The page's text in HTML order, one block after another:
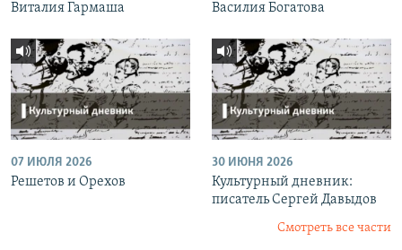
Виталия Гармаша
Василия Богатова
07 ИЮЛЯ 2026
Решетов и Орехов
30 ИЮНЯ 2026
Культурный дневник:
писатель Сергей Давыдов
Смотреть все части